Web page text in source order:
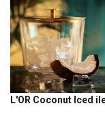
L'OR Coconut Iced